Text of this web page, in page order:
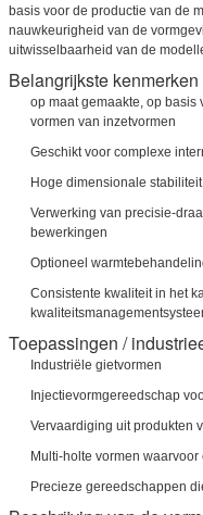
basis voor de productie van de
nauwkeurigheid van de
uitwisselbaarheid van de
Belangrijkste
op maat gemaakte, op basis
vormen van inzetvormen
Geschikt voor complexe
Hoge dimensionale
Verwerking van precisie-
bewerkingen
Optioneel
Consistente kwaliteit in het
Toepassingen /
Industriële gietvormen
Injectievormgereedschap
Vervaardiging uit produkten
Multi-holte vormen
Precieze gereedschappen